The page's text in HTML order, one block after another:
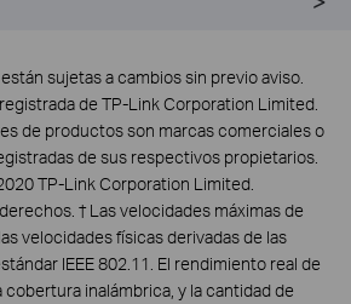
sujetas a cambios sin previo aviso.
de TP-Link Corporation Limited.
de productos son marcas comerciales o
de sus respectivos propietarios.
TP-Link Corporation Limited.
† Las velocidades máximas de
velocidades físicas derivadas de las
IEEE 802.11. El rendimiento real de
inalámbrica, y la cantidad de